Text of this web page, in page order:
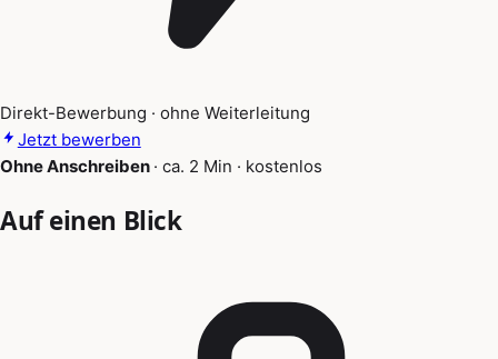
Direkt-Bewerbung · ohne Weiterleitung
Jetzt bewerben
Ohne Anschreiben · ca. 2 Min · kostenlos
Auf einen Blick